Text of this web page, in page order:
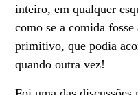
inteiro, em qualquer
como se a comida
primitivo, que podia
quando outra vez!